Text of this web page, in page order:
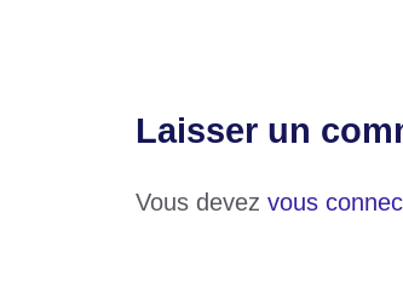
Laisser un
Vous devez vous